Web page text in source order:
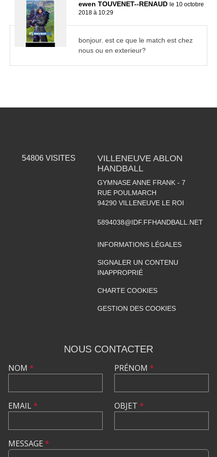
ewen TOUVENET--RENAUD le 10 octobre
2018 à 10:29
bonjour. est ce que le match est chez
nous ou en exterieur?
54806VISITES
VILLENEUVE ABLON
HANDBALL
GYMNASE ANNE FRANK - 7
RUE POULMARCH
94290 VILLENEUVE LE ROI
5894038@IDF.FFHANDBALL.NET
INFORMATIONS LÉGALES
SIGNALER UN CONTENU
INAPPROPRIÉ
CHARTE COOKIES
GESTION DES COOKIES
NOUS CONTACTER
NOM *
EMAIL*
PRÉNOM *
OBJET *
MESSAGE *